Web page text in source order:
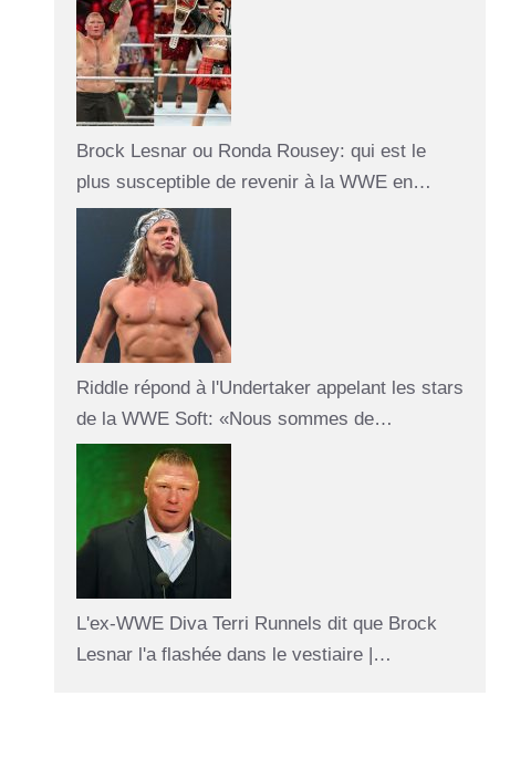
Brock Lesnar ou Ronda Rousey: qui est le
plus susceptible de revenir à la WWE en…
Riddle répond à l'Undertaker appelant les stars
de la WWE Soft: «Nous sommes de…
L'ex-WWE Diva Terri Runnels dit que Brock
Lesnar l'a flashée dans le vestiaire |…